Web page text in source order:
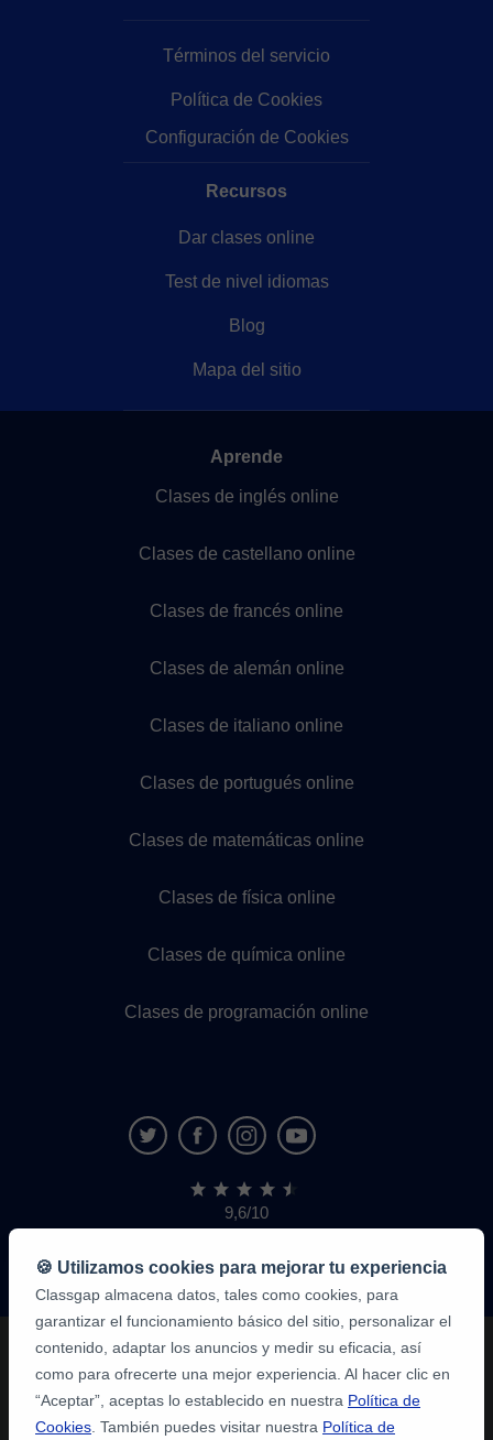
Términos del servicio
Política de Cookies
Configuración de Cookies
Recursos
Dar clases online
Test de nivel idiomas
Blog
Mapa del sitio
Aprende
Clases de inglés online
Clases de castellano online
Clases de francés online
Clases de alemán online
Clases de italiano online
Clases de portugués online
Clases de matemáticas online
Clases de física online
Clases de química online
Clases de programación online
9,6/10
1,339,284
de
alumnos
🍪 Utilizamos cookies para mejorar tu experiencia
Classgap almacena datos, tales como cookies, para
garantizar el funcionamiento básico del sitio, personalizar el
contenido, adaptar los anuncios y medir su eficacia, así
como para ofrecerte una mejor experiencia. Al hacer clic en
“Aceptar”, aceptas lo establecido en nuestra Política de
Cookies . También puedes visitar nuestra Política de